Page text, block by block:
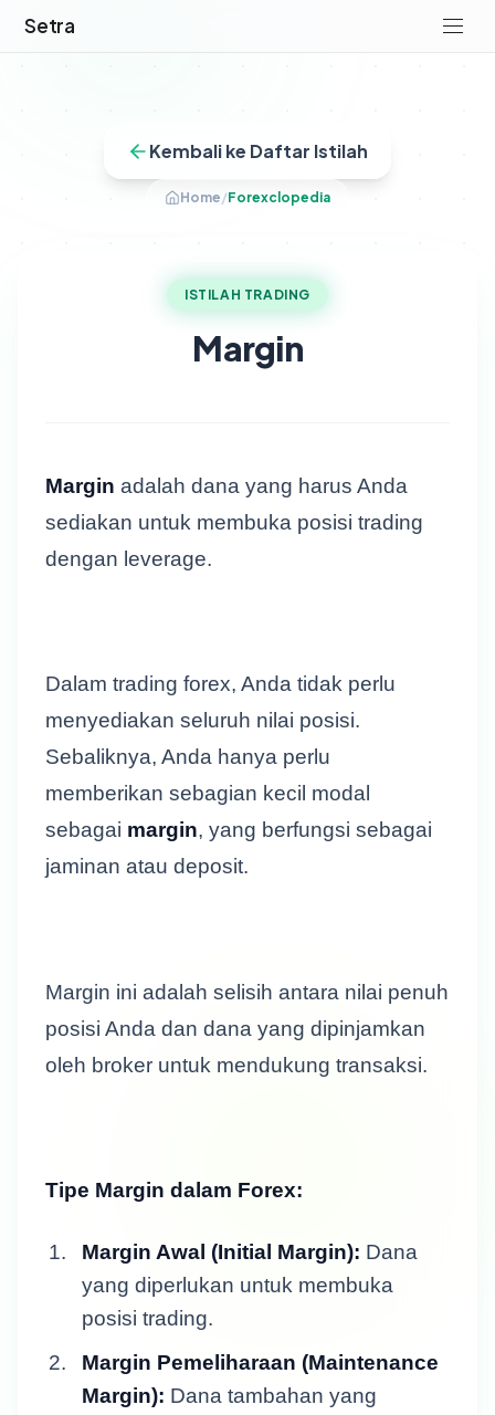
Setra
Kembali ke Daftar Istilah
Home/Forexclopedia
ISTILAH TRADING
Margin
Margin adalah dana yang harus Anda
sediakan untuk membuka posisi trading
dengan leverage.
Dalam trading forex, Anda tidak perlu
menyediakan seluruh nilai posisi.
Sebaliknya, Anda hanya perlu
memberikan sebagian kecil modal
sebagai margin, yang berfungsi sebagai
jaminan atau deposit.
Margin ini adalah selisih antara nilai penuh
posisi Anda dan dana yang dipinjamkan
oleh broker untuk mendukung transaksi.
Tipe Margin dalam Forex:
Margin Awal (Initial Margin): Dana
yang diperlukan untuk membuka
posisi trading.
Margin Pemeliharaan (Maintenance
Margin): Dana tambahan yang